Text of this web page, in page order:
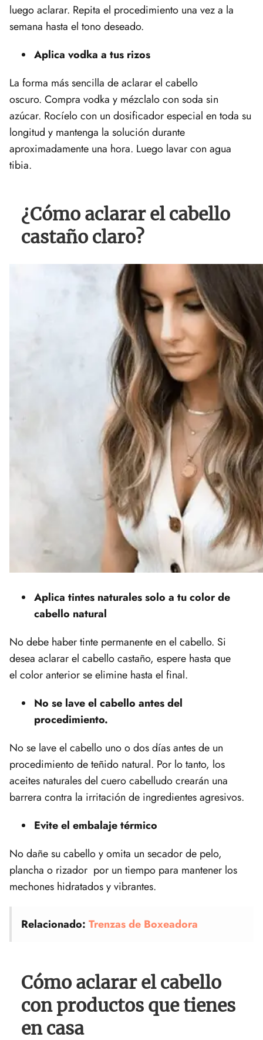
luego aclarar. Repita el procedimiento una vez a la
semana hasta el tono deseado.
Aplica vodka a tus rizos
La forma más sencilla de aclarar el cabello
oscuro. Compra vodka y mézclalo con soda sin
azúcar. Rocíelo con un dosificador especial en toda su
longitud y mantenga la solución durante
aproximadamente una hora. Luego lavar con agua
tibia.
¿Cómo aclarar el cabello
castaño claro?
Aplica tintes naturales solo a tu color de
cabello natural
No debe haber tinte permanente en el cabello. Si
desea aclarar el cabello castaño, espere hasta que
el color anterior se elimine hasta el final.
No se lave el cabello antes del
procedimiento.
No se lave el cabello uno o dos días antes de un
procedimiento de teñido natural. Por lo tanto, los
aceites naturales del cuero cabelludo crearán una
barrera contra la irritación de ingredientes agresivos.
Evite el embalaje térmico
No dañe su cabello y omita un secador de pelo,
plancha o rizador por un tiempo para mantener los
mechones hidratados y vibrantes.
Relacionado: Trenzas de Boxeadora
Cómo aclarar el cabello
con productos que tienes
en casa